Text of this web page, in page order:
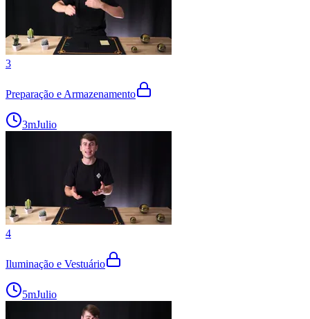
3
Preparação e Armazenamento
3mJulio
4
Iluminação e Vestuário
5mJulio